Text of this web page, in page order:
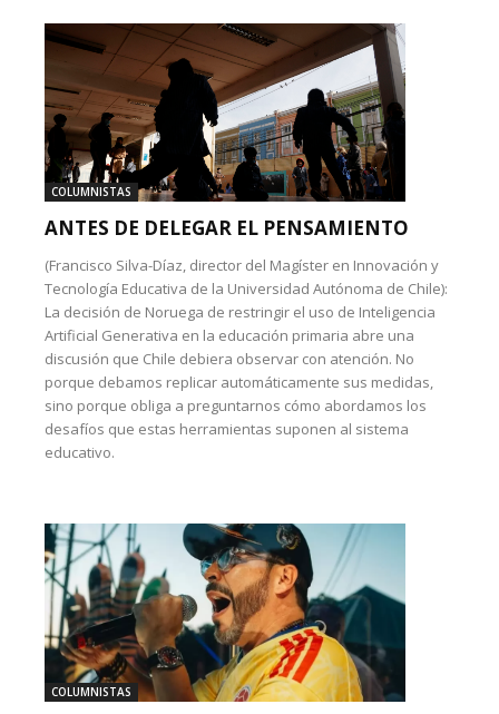
COLUMNISTAS
ANTES DE DELEGAR EL PENSAMIENTO
(Francisco Silva-Díaz, director del Magíster en Innovación y
Tecnología Educativa de la Universidad Autónoma de Chile):
La decisión de Noruega de restringir el uso de Inteligencia
Artificial Generativa en la educación primaria abre una
discusión que Chile debiera observar con atención. No
porque debamos replicar automáticamente sus medidas,
sino porque obliga a preguntarnos cómo abordamos los
desafíos que estas herramientas suponen al sistema
educativo.
COLUMNISTAS